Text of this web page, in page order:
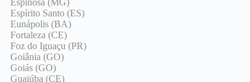
Espírito Santo (ES)
Eunápolis (BA)
Fortaleza (CE)
Foz do Iguaçu (PR)
Goiânia (GO)
Goiás (GO)
Guaiúba (CE)